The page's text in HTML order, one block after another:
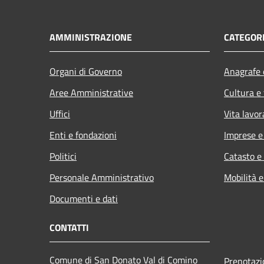
AMMINISTRAZIONE
Organi di Governo
Aree Amministrative
Uffici
Enti e fondazioni
Politici
Personale Amministrativo
Documenti e dati
Cultura
Vita
Imprese
Catasto
Mobilità
CONTATTI
Comune di San Donato Val di Comino